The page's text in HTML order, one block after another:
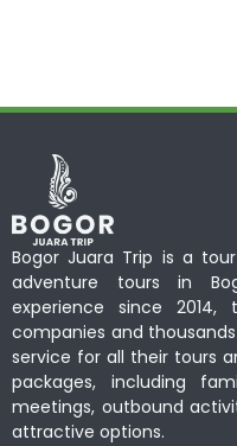
Bogor Juara Trip is a
adventure tours in
experience since
companies and
service for all their tours
packages, including
meetings, outbound
attractive options.